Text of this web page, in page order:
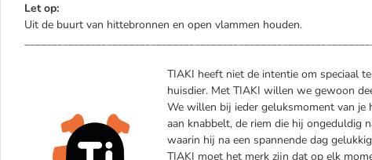
Let op:
Uit de buurt van hittebronnen en open vlammen houden.
TIAKI heeft niet de intentie om speciaal
huisdier. Met TIAKI willen we gewoon
We willen bij ieder geluksmoment van
aan knabbelt, de riem die hij ongeduldig
waarin hij na een spannende dag
TIAKI moet het merk zijn dat op elk